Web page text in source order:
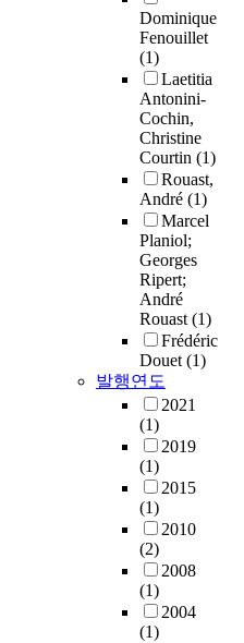
Dominique
Fenouillet
(1)
Laetitia
Antonini-
Cochin,
Christine
Courtin (1)
Rouast,
André (1)
Marcel
Planiol;
Georges
Ripert;
André
Rouast(1)
Frédéric
Douet(1)
발행연도
2021
(1)
2019
(1)
2015
(1)
2010
(2)
2008
(1)
2004
(1)